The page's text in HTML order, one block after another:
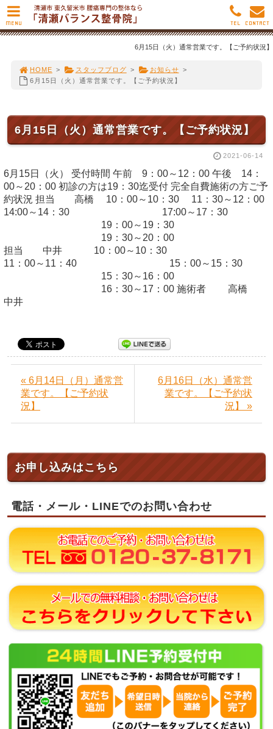
6月15日（火）通常営業です。【ご予約状況】
HOME > スタッフブログ > お知らせ >
6月15日（火）通常営業です。【ご予約状況】
6月15日（火）通常営業です。【ご予約状況】
2021-06-14
6月15日（火） 受付時間 午前 9：00～12：00 午後 14：
00～20：00 初診の方は19：30迄受付 完全自費施術の方ご予
約状況 担当 高橋 10：00～10：30 11：30～12：00
14:00～14：30 17:00～17：30
19：00～19：30
19：30～20：00
担当 中井 10：00～10：30
11：00～11：40 15：00～15：30
15：30～16：00
16：30～17：00 施術者 高橋
中井
« 6月14日（月）通常営
業です。【ご予約状
況】
6月16日（水）通常営
業です。【ご予約状
況】 »
お申し込みはこちら
電話・メール・LINEでのお問い合わせ
MENU CONTACT
TEL